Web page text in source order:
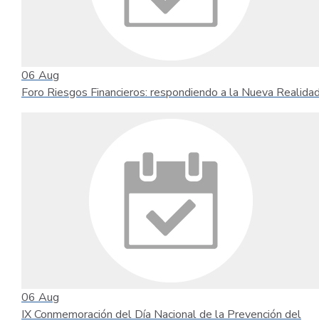
06 Aug
Foro Riesgos Financieros: respondiendo a la Nueva
06 Aug
IX Conmemoración del Día Nacional de la Prevención del